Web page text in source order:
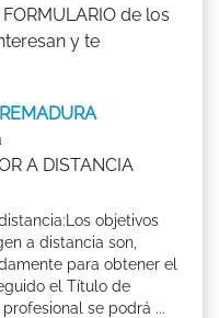
de los
y te
A DISTANCIA
objetivos
a distancia son,
para obtener el
el Título de
se podrá ...